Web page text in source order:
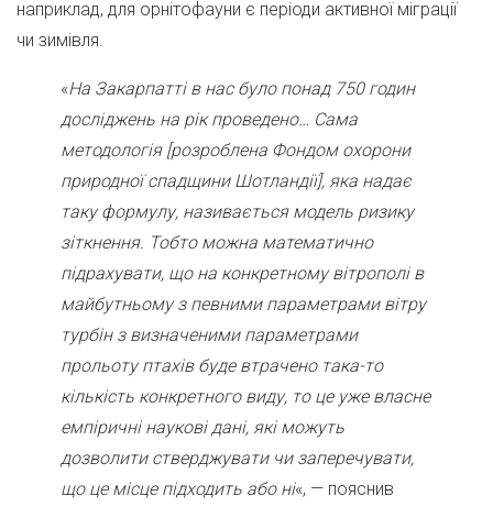
наприклад, для орнітофауни є періоди активної міграції
чи зимівля.
«На Закарпатті в нас було понад 750 годин
досліджень на рік проведено… Сама
методологія [розроблена Фондом охорони
природної спадщини Шотландії], яка надає
таку формулу, називається модель ризику
зіткнення. Тобто можна математично
підрахувати, що на конкретному вітрополі в
майбутньому з певними параметрами вітру
турбін з визначеними параметрами
прольоту птахів буде втрачено така-то
кількість конкретного виду, то це уже власне
емпіричні наукові дані, які можуть
дозволити стверджувати чи заперечувати,
що це місце підходить або ні«, — пояснив